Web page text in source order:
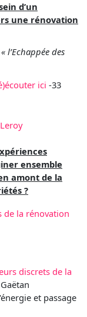
d’un
une rénovation
l’Echappée des
ici -33
ensemble
amont de la
?
de la rénovation
discrets de la
et passage